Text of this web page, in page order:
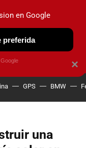
OBSERVATORIO
GPS BMW
una
×
en Google
preferida